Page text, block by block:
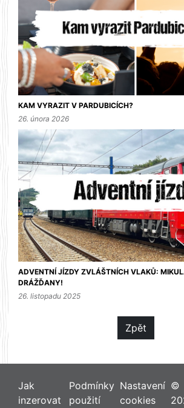
KAM VYRAZIT V PARDUBICÍCH?
26. února 2026
ADVENTNÍ JÍZDY ZVLÁŠTNÍCH VLAKŮ:
DRÁŽĎANY!
26. listopadu 2025
Zpět
Jak
inzerovat
Podmínky
použití
Nastavení
cookies
©